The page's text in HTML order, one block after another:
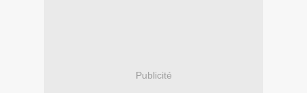
Publicité